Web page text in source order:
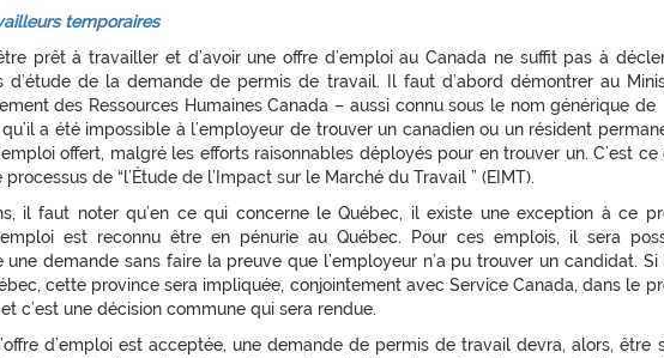
temporaires
prêt à travailler et d’avoir une offre d’emploi au Canada ne suffit pas à
d’étude de la demande de permis de travail. Il faut d’abord démontrer au
des Ressources Humaines Canada – aussi connu sous le nom générique
a été impossible à l’employeur de trouver un canadien ou un résident
offert, malgré les efforts raisonnables déployés pour en trouver un. C’est ce
de “l’Étude de l’Impact sur le Marché du Travail ” (EIMT).
il faut noter qu’en ce qui concerne le Québec, il existe une exception à ce
est reconnu être en pénurie au Québec. Pour ces emplois, il sera
une demande sans faire la preuve que l’employeur n’a pu trouver un candidat. Si
cette province sera impliquée, conjointement avec Service Canada, dans le
et c’est une décision commune qui sera rendue.
d’emploi est acceptée, une demande de permis de travail devra, alors, être